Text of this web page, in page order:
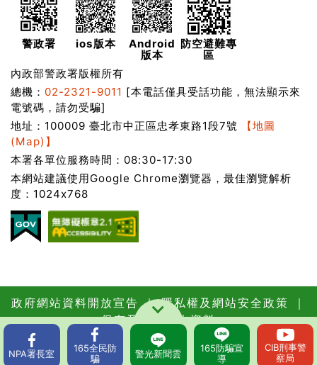
警政署 ios版本
Android
版本
防空避難專
區
內政部警政署版權所有
總機： 02-2321-9011 [本電話僅具受話功能，無法顯示來
電號碼，請勿受騙]
地址：100009 臺北市中正區忠孝東路1段7號
【地圖
(Map)】
本署各單位服務時間：08:30-17:30
本網站建議使用Google Chrome瀏覽器，最佳瀏覽解析
度：1024x768
政府網站資料開放宣告 ｜隱私權及網站安全政策 ｜
保有及管理個人資料
更新日期：115年08月06日
瀏覽人次：
62560106
NPA署長室 165全民防
騙
警光新聞雲 165防騙宣
導
CIB刑事警
察局